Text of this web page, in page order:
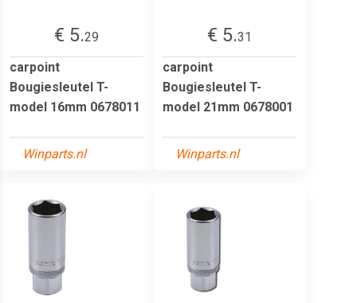
€ 5.29
carpoint
Bougiesleutel T-
model 16mm 0678011
Winparts.nl
€ 5.31
carpoint
Bougiesleutel T-
model 21mm 0678001
Winparts.nl